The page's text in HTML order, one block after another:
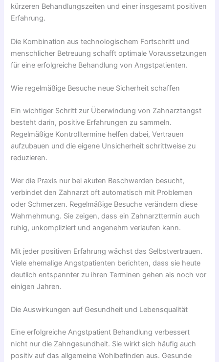
kürzeren Behandlungszeiten und einer insgesamt positiven
Erfahrung.
Die Kombination aus technologischem Fortschritt und
menschlicher Betreuung schafft optimale Voraussetzungen
für eine erfolgreiche Behandlung von Angstpatienten.
Wie regelmäßige Besuche neue Sicherheit schaffen
Ein wichtiger Schritt zur Überwindung von Zahnarztangst
besteht darin, positive Erfahrungen zu sammeln.
Regelmäßige Kontrolltermine helfen dabei, Vertrauen
aufzubauen und die eigene Unsicherheit schrittweise zu
reduzieren.
Wer die Praxis nur bei akuten Beschwerden besucht,
verbindet den Zahnarzt oft automatisch mit Problemen
oder Schmerzen. Regelmäßige Besuche verändern diese
Wahrnehmung. Sie zeigen, dass ein Zahnarzttermin auch
ruhig, unkompliziert und angenehm verlaufen kann.
Mit jeder positiven Erfahrung wächst das Selbstvertrauen.
Viele ehemalige Angstpatienten berichten, dass sie heute
deutlich entspannter zu ihren Terminen gehen als noch vor
einigen Jahren.
Die Auswirkungen auf Gesundheit und Lebensqualität
Eine erfolgreiche Angstpatient Behandlung verbessert
nicht nur die Zahngesundheit. Sie wirkt sich häufig auch
positiv auf das allgemeine Wohlbefinden aus. Gesunde